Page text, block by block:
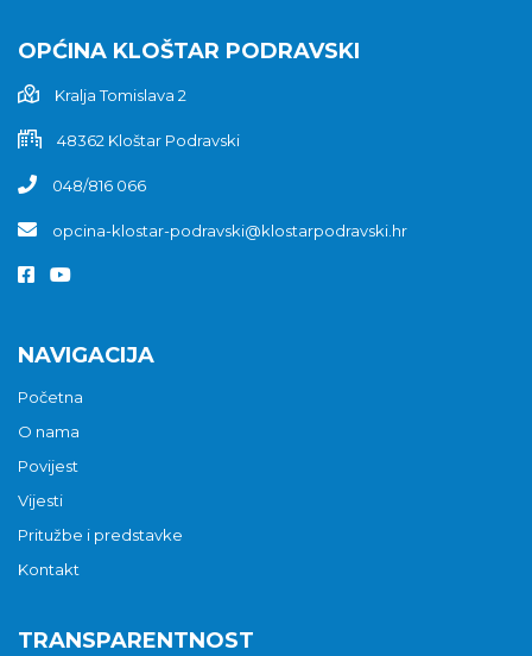
OPĆINA KLOŠTAR PODRAVSKI
Kralja Tomislava 2
48362 Kloštar Podravski
048/816 066
opcina-klostar-podravski@klostarpodravski.hr
NAVIGACIJA
Početna
O nama
Povijest
Vijesti
Pritužbe i predstavke
Kontakt
TRANSPARENTNOST